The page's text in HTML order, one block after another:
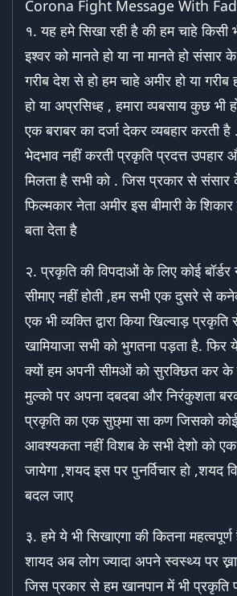
Corona Fight Message With
१. यह हमे सिखा रही है की हम चाहे किसी
इश्वर को मानते हो या ना मानते हो संसार
गरीब देश से हो हम चाहे अमीर हो या गरीब
हो या अप्रसिध्ह , हमारा व्पबसाय कुछ भी
एक बराबर का दर्जा देकर व्यबहार करती
भेदभाव नहीं करती प्रकृति प्रदत्त उपहार
मिलता है सभी को . जिस प्रकार से संसार
फिल्मकार नेता अमीर इस बीमारी के
बता देता है
२. प्रकृति की विपदाओं के लिए कोई बॉर्डर
सीमाए नहीं होती ,हम सभी एक दुसरे से
एक भी व्यक्ति द्वारा किया खिल्वाड़
खामियाजा सभी को भुगतना पड़ता है. फिर ये
क्यों हम अपनी सीमओं को सुरक्छित कर
मुल्को पर अपना दबदबा और निरंकुशता
प्रकृति का एक सुछ्मा सा कण जिसको कोई
आवश्यकता नहीं विशब के सभी देशो को एक
जायेगा ,शयद इस पर पुनर्विचार हो ,शयद
बदल जाए
३. हमे ये भी सिखाएगा की कितना
शायद अब लोग ज्यादा अपने स्वस्थ्य पर
जिस प्रकार से हम खानपान में भी प्रकृति